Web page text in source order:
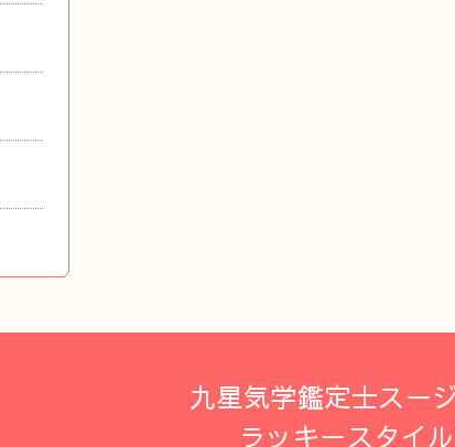
九星気学鑑定士スー
ラッキースタイ